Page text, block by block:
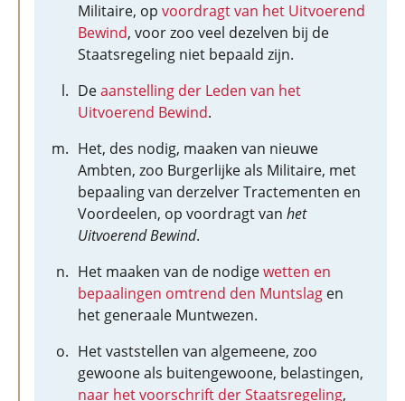
Militaire, op voordragt van het Uitvoerend
Bewind, voor zoo veel dezelven bij de
Staatsregeling niet bepaald zijn.
Deaanstelling der Leden van het
Uitvoerend Bewind.
Het, des nodig, maaken van nieuwe
Ambten, zoo Burgerlijke als Militaire, met
bepaaling van derzelver Tractementen en
Voordeelen, op voordragt van het
Uitvoerend Bewind.
Het maaken van de nodigewetten en
bepaalingen omtrend den Muntslag en
het generaale Muntwezen.
Het vaststellen van algemeene, zoo
gewoone als buitengewoone, belastingen,
naar het voorschrift der Staatsregeling,